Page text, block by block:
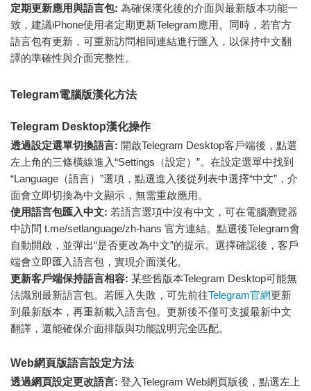
定期更新應用與語言包: 為確保漢化後的介面與最新版本功能一
致，建議iPhone使用者定期更新Telegram應用。同時，若官方
語言包有更新，可重新訪問相同連結進行匯入，以保持中文翻
譯的準確性與介面完整性。
Telegram電腦版漢化方法
Telegram Desktop漢化操作
透過設定選單切換語言: 開啟Telegram Desktop客戶端後，點選
左上角的三條橫線進入“Settings（設定）”。在設定選單中找到
“Language（語言）”選項，點選進入後從列表中選擇“中文”，介
面會立即切換為中文顯示，無需重啟應用。
使用語言包匯入中文: 若語言選項中沒有中文，可在電腦瀏覽器
中訪問 t.me/setlanguage/zh-hans 官方連結。點選後Telegram會
自動開啟，並彈出“是否更改為中文”的提示。選擇確認後，客戶
端會立即匯入語言包，實現介面漢化。
更新客戶端保持語言相容: 某些舊版本Telegram Desktop可能無
法識別最新語言包。若匯入失敗，可先前往Telegram官網更新
到最新版本，再重新載入語言包。更新後不僅可支援最新中文
翻譯，還能確保介面排版與功能說明完全匹配。
Web網頁版語言設定方法
透過網頁設定更改語言: 登入Telegram Web網頁版後，點選左上